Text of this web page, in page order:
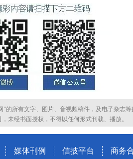
”的所有文字、图片、音视频稿件，及电子杂志等
未经书面授权，不得以任何形式刊载、播放。
媒体刊例 信披平台 商务